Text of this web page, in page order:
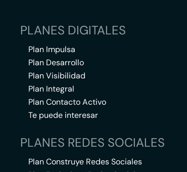
PLANES DIGITALES
Plan Impulsa
Plan Desarrollo
Plan Visibilidad
Plan Integral
Plan Contacto Activo
Te puede interesar
PLANES REDES SOCIALES
Plan Construye Redes Sociales